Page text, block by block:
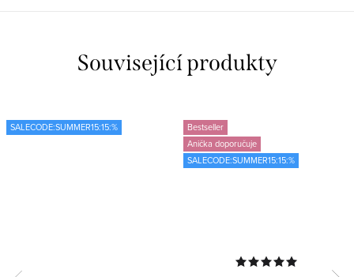
Související produkty
SALECODE:SUMMER15:15:%
Bestseller
Anička doporučuje
SALECODE:SUMMER15:15:%